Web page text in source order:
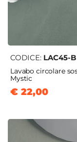
CODICE: LAC45-B
Lavabo circolare
Mystic
€ 22,00